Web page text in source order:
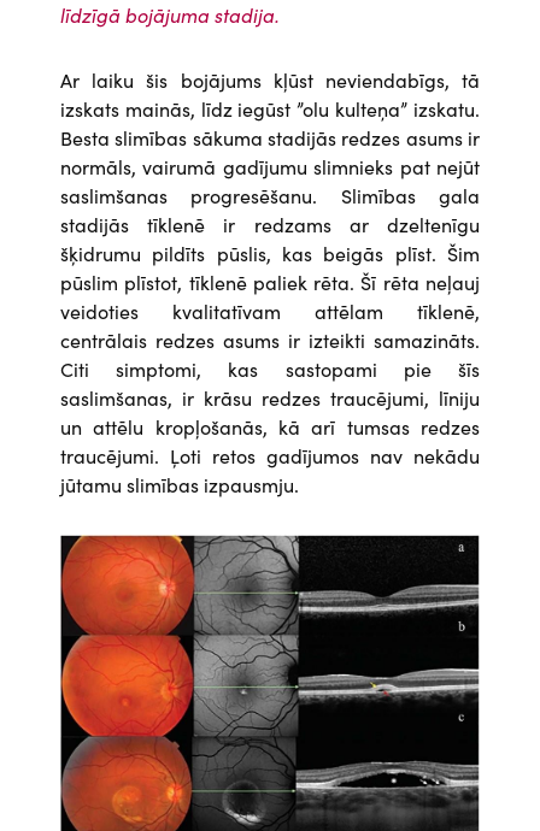
līdzīgā bojājuma stadija.
Ar laiku šis bojājums kļūst neviendabīgs, tā
izskats mainās, līdz iegūst ”olu kulteņa” izskatu.
Besta slimības sākuma stadijās redzes asums ir
normāls, vairumā gadījumu slimnieks pat nejūt
saslimšanas progresēšanu. Slimības gala
stadijās tīklenē ir redzams ar dzeltenīgu
šķidrumu pildīts pūslis, kas beigās plīst. Šim
pūslim plīstot, tīklenē paliek rēta. Šī rēta neļauj
veidoties kvalitatīvam attēlam tīklenē,
centrālais redzes asums ir izteikti samazināts.
Citi simptomi, kas sastopami pie šīs
saslimšanas, ir krāsu redzes traucējumi, līniju
un attēlu kropļošanās, kā arī tumsas redzes
traucējumi. Ļoti retos gadījumos nav nekādu
jūtamu slimības izpausmju.
Attēls